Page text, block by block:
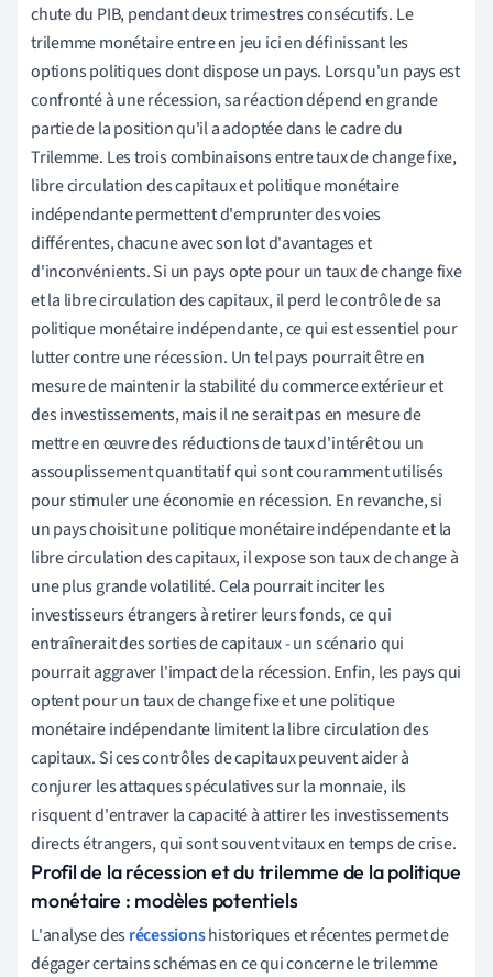
chute du PIB, pendant deux trimestres consécutifs. Le
trilemme monétaire entre en jeu ici en définissant les
options politiques dont dispose un pays. Lorsqu'un pays est
confronté à une récession, sa réaction dépend en grande
partie de la position qu'il a adoptée dans le cadre du
Trilemme. Les trois combinaisons entre taux de change fixe,
libre circulation des capitaux et politique monétaire
indépendante permettent d'emprunter des voies
différentes, chacune avec son lot d'avantages et
d'inconvénients. Si un pays opte pour un taux de change fixe
et la libre circulation des capitaux, il perd le contrôle de sa
politique monétaire indépendante, ce qui est essentiel pour
lutter contre une récession. Un tel pays pourrait être en
mesure de maintenir la stabilité du commerce extérieur et
des investissements, mais il ne serait pas en mesure de
mettre en œuvre des réductions de taux d'intérêt ou un
assouplissement quantitatif qui sont couramment utilisés
pour stimuler une économie en récession. En revanche, si
un pays choisit une politique monétaire indépendante et la
libre circulation des capitaux, il expose son taux de change à
une plus grande volatilité. Cela pourrait inciter les
investisseurs étrangers à retirer leurs fonds, ce qui
entraînerait des sorties de capitaux - un scénario qui
pourrait aggraver l'impact de la récession. Enfin, les pays qui
optent pour un taux de change fixe et une politique
monétaire indépendante limitent la libre circulation des
capitaux. Si ces contrôles de capitaux peuvent aider à
conjurer les attaques spéculatives sur la monnaie, ils
risquent d'entraver la capacité à attirer les investissements
directs étrangers, qui sont souvent vitaux en temps de crise.
Profil de la récession et du trilemme de la politique
monétaire : modèles potentiels
L'analyse desrécessionshistoriques et récentes permet de
dégager certains schémas en ce qui concerne le trilemme